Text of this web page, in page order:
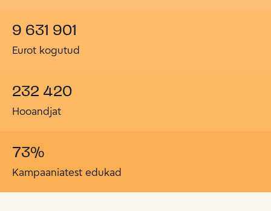
9 631 901
Eurot kogutud
232 420
Hooandjat
73%
Kampaaniatest edukad